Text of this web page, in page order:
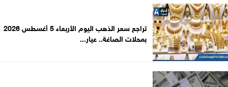
تراجع سعر الذهب اليوم الأربعاء 5 أغسطس 2026
بمحلات الصاغة.. عيار...